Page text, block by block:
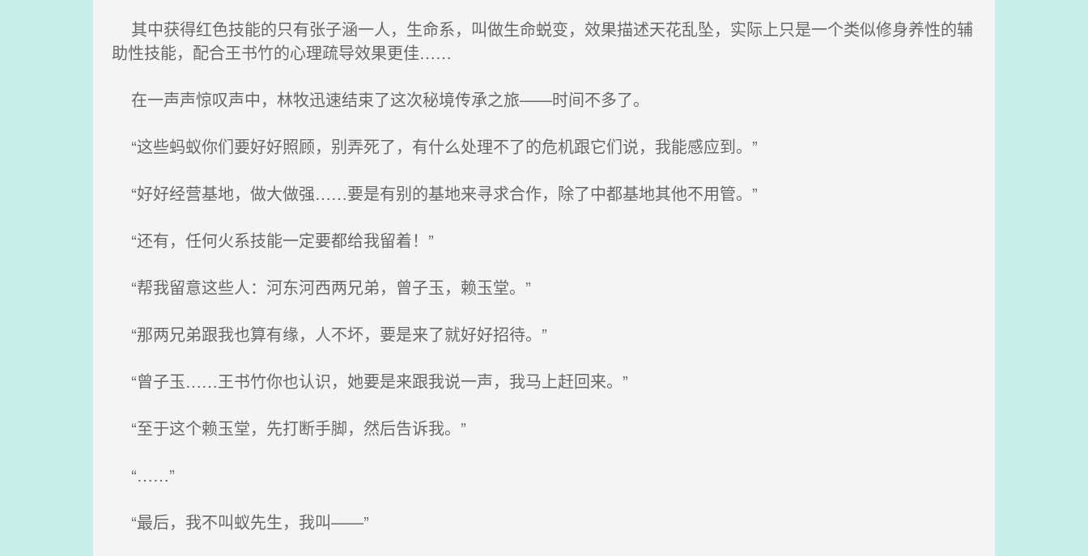
其中获得红色技能的只有张子涵一人，生命系，叫做生命蜕变，效果描述天花乱坠，实际上只是一个类似修身养性的辅
助性技能，配合王书竹的心理疏导效果更佳……
在一声声惊叹声中，林牧迅速结束了这次秘境传承之旅——时间不多了。
“这些蚂蚁你们要好好照顾，别弄死了，有什么处理不了的危机跟它们说，我能感应到。”
“好好经营基地，做大做强……要是有别的基地来寻求合作，除了中都基地其他不用管。”
“还有，任何火系技能一定要都给我留着！”
“帮我留意这些人：河东河西两兄弟，曾子玉，赖玉堂。”
“那两兄弟跟我也算有缘，人不坏，要是来了就好好招待。”
“曾子玉……王书竹你也认识，她要是来跟我说一声，我马上赶回来。”
“至于这个赖玉堂，先打断手脚，然后告诉我。”
“……”
“最后，我不叫蚁先生，我叫——”